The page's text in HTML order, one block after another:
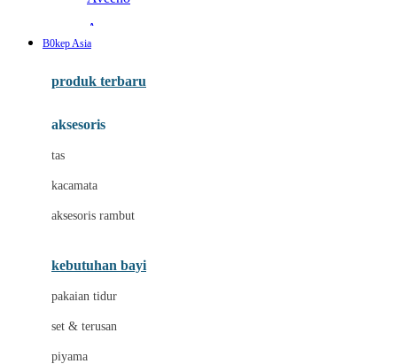
Awan
Baabaasheepz
Baby Dove
Baby Jogger
B0kep Asia
produk terbaru
aksesoris
tas
kacamata
aksesoris rambut
kebutuhan bayi
pakaian tidur
set & terusan
piyama